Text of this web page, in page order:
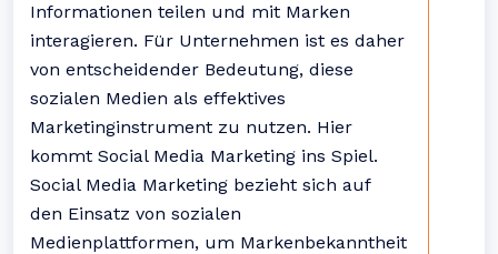
Informationen teilen und mit Marken
interagieren. Für Unternehmen ist es daher
von entscheidender Bedeutung, diese
sozialen Medien als effektives
Marketinginstrument zu nutzen. Hier
kommt Social Media Marketing ins Spiel.
Social Media Marketing bezieht sich auf
den Einsatz von sozialen
Medienplattformen, um Markenbekanntheit